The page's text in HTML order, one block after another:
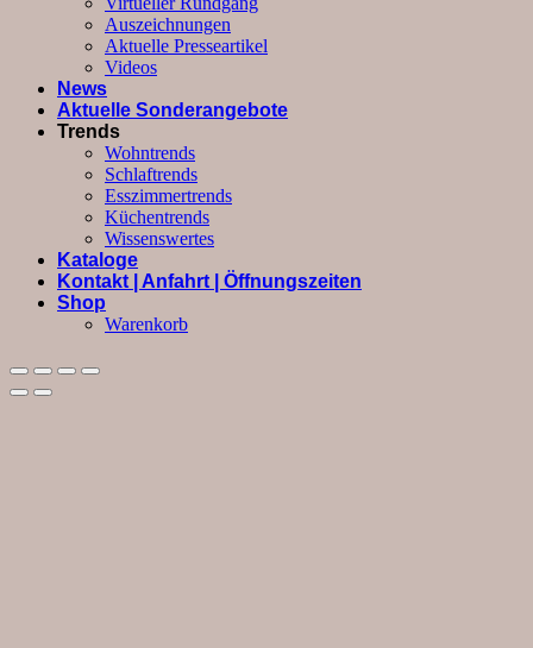
Auszeichnungen
Aktuelle Presseartikel
Videos
News
Aktuelle Sonderangebote
Trends
Wohntrends
Schlaftrends
Esszimmertrends
Küchentrends
Wissenswertes
Kataloge
Kontakt | Anfahrt | Öffnungszeiten
Shop
Warenkorb